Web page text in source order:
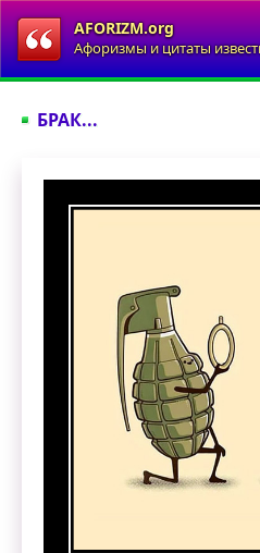
AFORIZM.org
Афоризмы и цитаты
БРАК...